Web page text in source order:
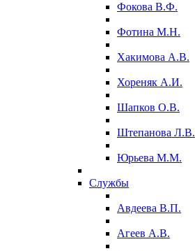
Фокова В.Ф.
Фотина М.Н.
Хакимова А.В.
Хореняк А.И.
Шапков О.В.
Штепанова Л.В.
Юрьева М.М.
Службы
Авдеева В.П.
Агеев А.В.